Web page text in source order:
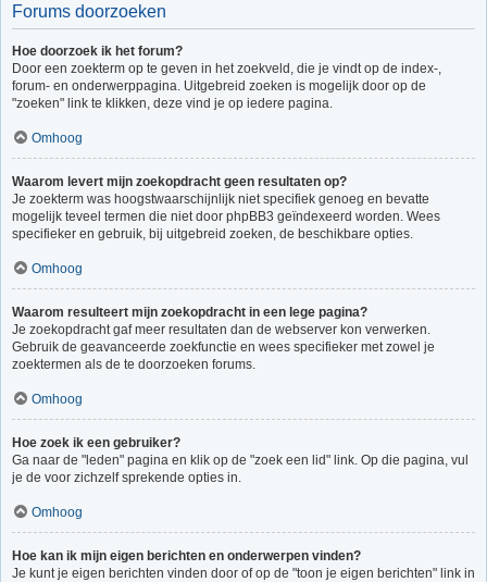
Forums doorzoeken
Hoe doorzoek ik het forum?
Door een zoekterm op te geven in het zoekveld, die je vindt op de index-,
forum- en onderwerppagina. Uitgebreid zoeken is mogelijk door op de
"zoeken" link te klikken, deze vind je op iedere pagina.
Omhoog
Waarom levert mijn zoekopdracht geen resultaten op?
Je zoekterm was hoogstwaarschijnlijk niet specifiek genoeg en bevatte
mogelijk teveel termen die niet door phpBB3 geïndexeerd worden. Wees
specifieker en gebruik, bij uitgebreid zoeken, de beschikbare opties.
Omhoog
Waarom resulteert mijn zoekopdracht in een lege pagina?
Je zoekopdracht gaf meer resultaten dan de webserver kon verwerken.
Gebruik de geavanceerde zoekfunctie en wees specifieker met zowel je
zoektermen als de te doorzoeken forums.
Omhoog
Hoe zoek ik een gebruiker?
Ga naar de "leden" pagina en klik op de "zoek een lid" link. Op die pagina, vul
je de voor zichzelf sprekende opties in.
Omhoog
Hoe kan ik mijn eigen berichten en onderwerpen vinden?
Je kunt je eigen berichten vinden door of op de "toon je eigen berichten" link in